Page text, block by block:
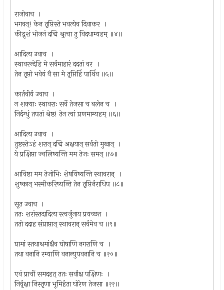
राजोवाच ।
भगवन्! केन तृप्तिस्ते भवत्येव दिवाकर ।
कीद्रृशं भोजनं दद्मि श्रुत्वा तु विदधाम्यहम् ॥४॥
आदित्य उवाच ।
स्थावरन्देहि मे सर्वमाहारं ददतां वर ।
तेन तृप्तो भवेयं वै सा मे तृप्तिर्हि पार्थिव ॥५॥
कार्तवीर्य उवाच ।
न शक्याः स्थावराः सर्वे तेजसा च बलेन च ।
निर्दग्धुं तपतां श्रेष्ठ! तेन त्वां प्रणमाम्यहम् ॥६॥
आदित्य उवाच ।
तुष्टस्तेऽहं शरान् दद्मि अक्षयान् सर्वतो मुखान् ।
ये प्रक्षिप्ता ज्वलिष्यन्ति मम तेजः समन् ॥७॥
आविष्टा मम तेजोभिः शेषयिष्यन्ति स्थावरान् ।
शुष्कान् भस्मीकरिष्यन्ति तेन तृप्तिर्नराधिप ॥८॥
सूत उवाच ।
ततः शरांस्तदादित्य स्त्वर्जुनाय प्रयच्छत ।
ततो ददाह संप्राप्तान् स्थावरान् सर्वमेव च ॥९॥
ग्रामां स्तथाश्रमांश्चैव घोषाणि नगराणि च ।
तथा वनानि रम्याणि वनान्युपवनानि च ॥१०॥
एवं प्राचीं समदहत् ततः सर्वांश्च पक्षिणः ।
निर्वृक्षा निस्तृणा भूमिर्हता घोरेण तेजसा ॥११॥